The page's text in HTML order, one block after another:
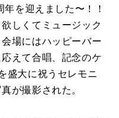
年を迎えました〜！！
しくてミュージック
場にはハッピーバー
えて合唱、記念のケ
盛大に祝うセレモニ
が撮影された。